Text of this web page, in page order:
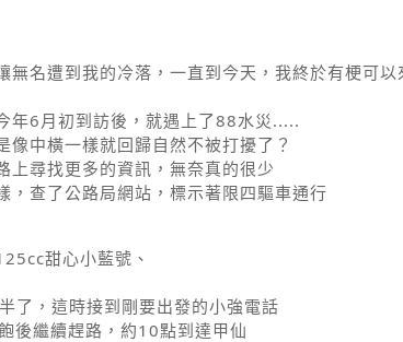
名遭到我的冷落，一直到今天，我終於有梗可以
年6月初到訪後，就遇上了88水災.....
中橫一樣就回歸自然不被打擾了？
上尋找更多的資訊，無奈真的很少
，查了公路局網站，標示著限四驅車通行
甜心小藍號、
了，這時接到剛要出發的小強電話
後繼續趕路，約10點到達甲仙